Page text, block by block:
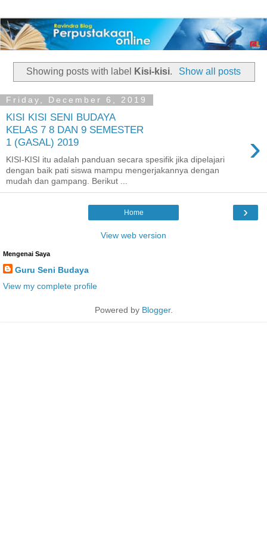
Showing posts with label Kisi-kisi. Show all posts
Friday, December 6, 2019
KISI KISI SENI BUDAYA
KELAS 7 8 DAN 9 SEMESTER
1 (GASAL) 2019
›
KISI-KISI itu adalah panduan secara spesifik jika dipelajari
dengan baik pati siswa mampu mengerjakannya dengan
mudah dan gampang. Berikut ...
›
Home
View web version
Mengenai Saya
Guru Seni Budaya
View my complete profile
Powered by Blogger.